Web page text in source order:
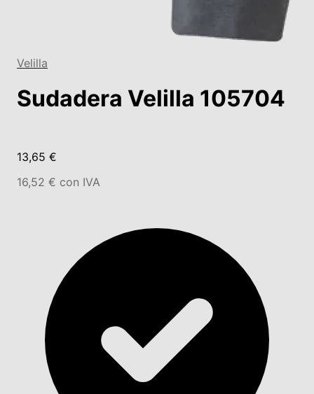
Velilla
Sudadera Velilla 105704
13,65 €
16,52 € con IVA